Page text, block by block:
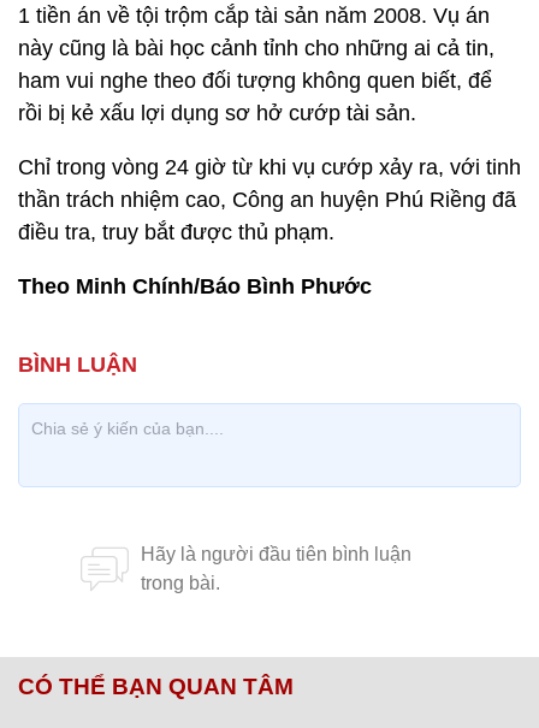
1 tiền án về tội trộm cắp tài sản năm 2008. Vụ án
này cũng là bài học cảnh tỉnh cho những ai cả tin,
ham vui nghe theo đối tượng không quen biết, để
rồi bị kẻ xấu lợi dụng sơ hở cướp tài sản.
Chỉ trong vòng 24 giờ từ khi vụ cướp xảy ra, với tinh
thần trách nhiệm cao, Công an huyện Phú Riềng đã
điều tra, truy bắt được thủ phạm.
Theo Minh Chính/Báo Bình Phước
CÓ THỂ BẠN QUAN TÂM